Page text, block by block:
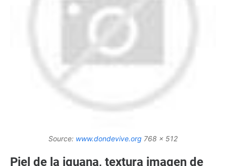
Source: www.dondevive.org 768 x 512
Piel de la iguana, textura imagen de